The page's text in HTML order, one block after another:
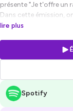
présente "Je t'offre un
Dans cette émission,
aux autres, n’est ni
puisque chaque
parler de son
Pour retrouver tous
Hébergé par Ausha.
pour plus
lire plus
Spotify